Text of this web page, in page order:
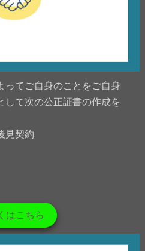
ってご自身のことをご自身
して次の公正証書の作成を
見契約
はこちら